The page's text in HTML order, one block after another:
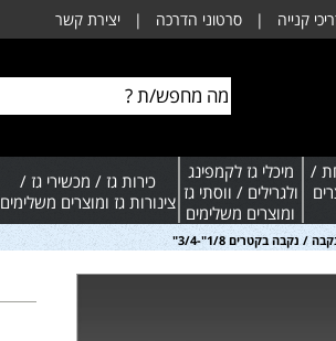
קנייה | סרטוני הדרכה | יצירת קשר
/
מיכלי גז לקמפינג
ולגרילים / ווסתי גז
ומוצרים משלימים
כירות גז / מכשירי גז /
צינורות גז ומוצרים משלימים
/ נקבה בקטרים 1/8"-3/4"